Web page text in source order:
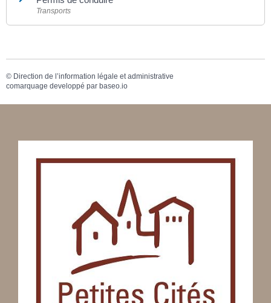
Transports
© Direction de l’information légale et administrative
comarquage developpé par baseo.io